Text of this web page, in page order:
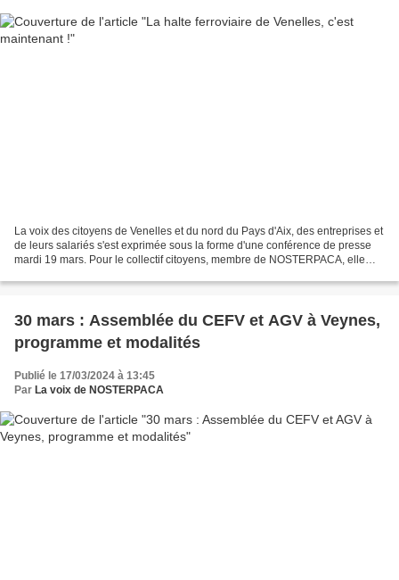
La voix des citoyens de Venelles et du nord du Pays d'Aix, des entreprises et
de leurs salariés s'est exprimée sous la forme d'une conférence de presse
mardi 19 mars. Pour le collectif citoyens, membre de NOSTERPACA, elle
30 mars : Assemblée du CEFV et AGV à Veynes,
programme et modalités
Publié le 17/03/2024 à 13:45
Par La voix de NOSTERPACA